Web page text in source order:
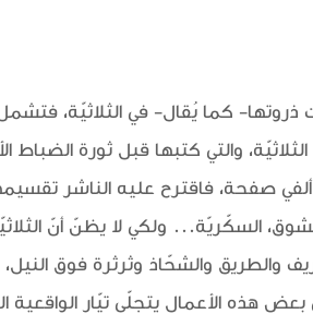
ذروتها- كما يُقال- في الثلاثيّة، فتشمل
رواية واحدة من زهاء ألفي صفحة، فاقترح عليه الناشر
السكّريّة... ولكي لا يظنّ أنّ
والطريق والشحّاذ وثرثرة فوق
كدنيا الله وبيت سيّئ السمعة نشرت جميعا قبل عام 1967. في بعض هذه الأعمال يتجلّى تيّار